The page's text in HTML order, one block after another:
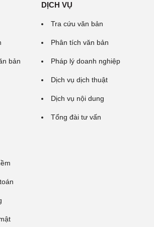
bản
DỊCH VỤ
Tra cứu văn bản
Phân tích văn bản
Pháp lý doanh nghiệp
Dịch vụ dịch thuật
Dịch vụ nội dung
Tổng đài tư vấn